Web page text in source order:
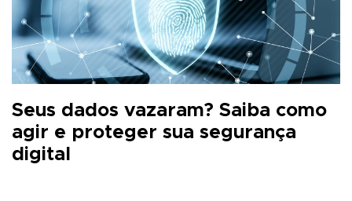
Seus dados vazaram? Saiba como
agir e proteger sua segurança
digital